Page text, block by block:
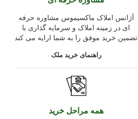
آژانس املاک ماکسیموس مشاوره حرفه
ای در زمینه املاک و سرمایه گذاری با
تضمین خرید موفق را به شما ارایه می کند
راهنمای خرید ملک
همه مراحل خرید